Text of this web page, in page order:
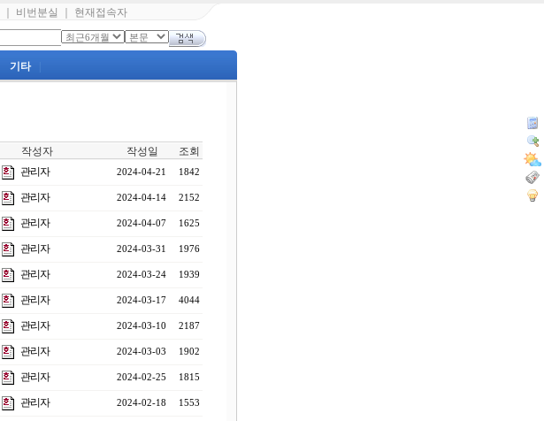
비번분실 현재접속자
기타
작성자 작성일 조회
관리자 2024-04-21 1842
관리자 2024-04-14 2152
관리자 2024-04-07 1625
관리자 2024-03-31 1976
관리자 2024-03-24 1939
관리자 2024-03-17 4044
관리자 2024-03-10 2187
관리자 2024-03-03 1902
관리자 2024-02-25 1815
관리자 2024-02-18 1553